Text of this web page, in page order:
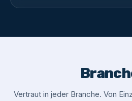
Vertraut in jeder Branche. Von